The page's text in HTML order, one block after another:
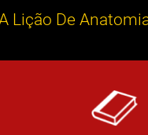
Lição De